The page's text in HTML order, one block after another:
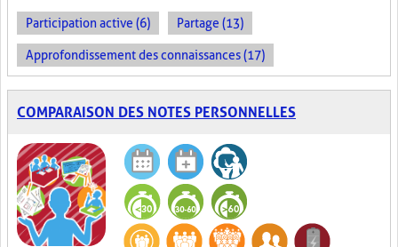
Participation active (6) Partage (13)
Approfondissement des connaissances (17)
COMPARAISON DES NOTES PERSONNELLES